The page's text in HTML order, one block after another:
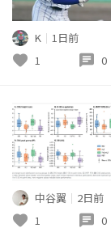
K ｜ 1日前
favorite 1 chat 0
中谷翼 ｜ 2日前
favorite 1 chat 0